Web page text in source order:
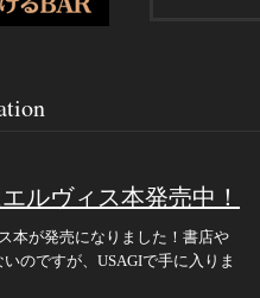
ルヴィス本発売中！
本が発売になりました！書店や
のですが、USAGIで手に入りま